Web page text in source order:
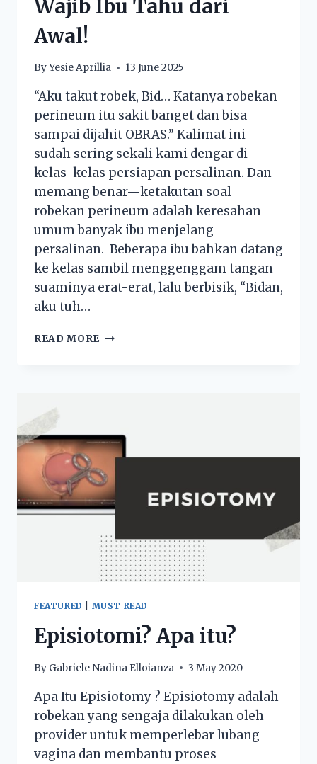
Wajib Ibu Tahu dari
Awal!
ByYesie Aprillia 13 June 2025
“Aku takut robek, Bid… Katanya robekan
perineum itu sakit banget dan bisa
sampai dijahit OBRAS.” Kalimat ini
sudah sering sekali kami dengar di
kelas-kelas persiapan persalinan. Dan
memang benar—ketakutan soal
robekan perineum adalah keresahan
umum banyak ibu menjelang
persalinan. Beberapa ibu bahkan datang
ke kelas sambil menggenggam tangan
suaminya erat-erat, lalu berbisik, “Bidan,
aku tuh…
READ MORE
FEATURED MUST READ
Episiotomi? Apa itu?
By Gabriele Nadina Elloianza 3 May 2020
Apa Itu Episiotomy ? Episiotomy adalah
robekan yang sengaja dilakukan oleh
provider untuk memperlebar lubang
vagina dan membantu proses